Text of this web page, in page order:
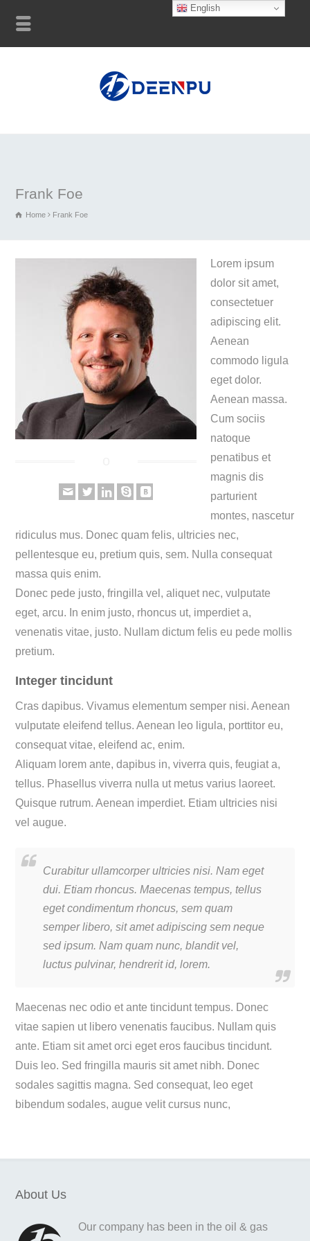
Frank Foe
Home Frank Foe
Lorem ipsum
dolor sit amet,
consectetuer
adipiscing elit.
Aenean
commodo ligula
eget dolor.
Aenean massa.
Cum sociis
natoque
penatibus et
magnis dis
parturient
montes, nascetur
ridiculus mus. Donec quam felis, ultricies nec,
pellentesque eu, pretium quis, sem. Nulla consequat
massa quis enim.
Donec pede justo, fringilla vel, aliquet nec, vulputate
eget, arcu. In enim justo, rhoncus ut, imperdiet a,
venenatis vitae, justo. Nullam dictum felis eu pede mollis
pretium.
Integer tincidunt
Cras dapibus. Vivamus elementum semper nisi. Aenean
vulputate eleifend tellus. Aenean leo ligula, porttitor eu,
consequat vitae, eleifend ac, enim.
Aliquam lorem ante, dapibus in, viverra quis, feugiat a,
tellus. Phasellus viverra nulla ut metus varius laoreet.
Quisque rutrum. Aenean imperdiet. Etiam ultricies nisi
vel augue.
Curabitur ullamcorper ultricies nisi. Nam eget
dui. Etiam rhoncus. Maecenas tempus, tellus
eget condimentum rhoncus, sem quam
semper libero, sit amet adipiscing sem neque
sed ipsum. Nam quam nunc, blandit vel,
luctus pulvinar, hendrerit id, lorem.
Maecenas nec odio et ante tincidunt tempus. Donec
vitae sapien ut libero venenatis faucibus. Nullam quis
ante. Etiam sit amet orci eget eros faucibus tincidunt.
Duis leo. Sed fringilla mauris sit amet nibh. Donec
sodales sagittis magna. Sed consequat, leo eget
bibendum sodales, augue velit cursus nunc,
About Us
Our company has been in the oil & gas
English